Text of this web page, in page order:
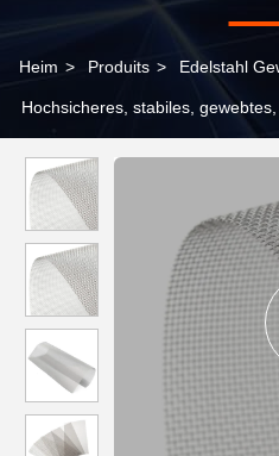
Heim > Produits > Edelstahl
Hochsicheres, stabiles,
anpassbarer Schneidservice